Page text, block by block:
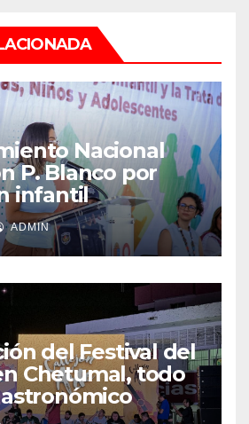
Nacional
P. Blanco por
infantil
ADMIN
del Festival del
Chetumal, todo